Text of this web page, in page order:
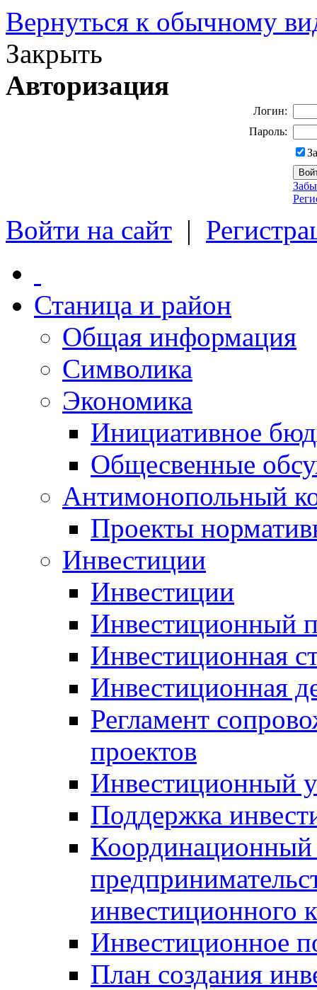
Вернуться к обычному
Закрыть
Авторизация
Логин:
Пароль:
Войти на сайт |
Станица и район
Общая информация
Символика
Экономика
Инициативное
Общесвенные
Антимонопольный
Проекты
Инвестиции
Инвестиции
Инвестиционный
Инвестиционная
Инвестиционная
Регламент
проектов
Инвестиционный
Поддержка
Координационный
инвестиционного
Инвестиционное
План создания